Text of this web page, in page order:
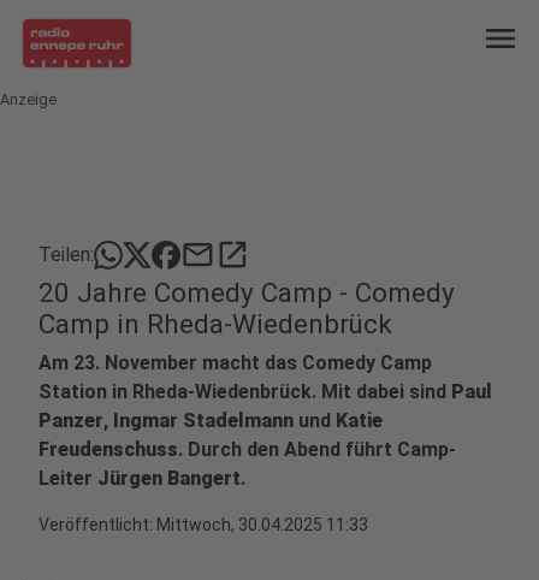
menu
Anzeige
Teilen: mailopen_in_new
20 Jahre Comedy Camp - Comedy
Camp in Rheda-Wiedenbrück
Am 23. November macht das Comedy Camp
Station in Rheda-Wiedenbrück. Mit dabei sind Paul
Panzer, Ingmar Stadelmann und Katie
Freudenschuss. Durch den Abend führt Camp-
Leiter Jürgen Bangert.
Veröffentlicht: Mittwoch, 30.04.2025 11:33